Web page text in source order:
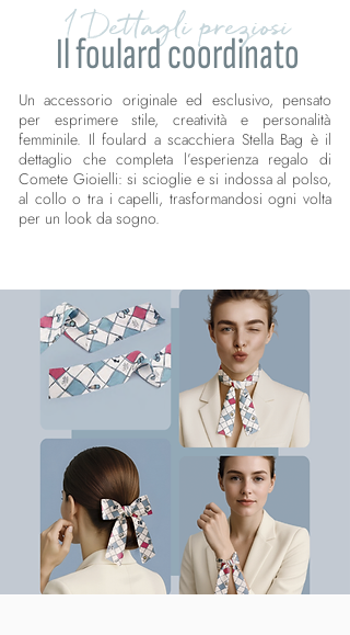
I Dettagli preziosi
Il foulard coordinato
Un accessorio originale ed esclusivo, pensato
per esprimere stile, creatività e personalità
femminile. Il foulard a scacchiera Stella Bag è il
dettaglio che completa l’esperienza regalo di
Comete Gioielli: si scioglie e si indossa al polso,
al collo o tra i capelli, trasformandosi ogni volta
per un look da sogno.